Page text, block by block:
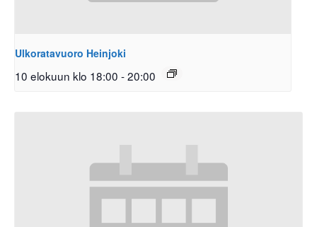
Ulkoratavuoro Heinjoki
10 elokuun klo 18:00 -20:00